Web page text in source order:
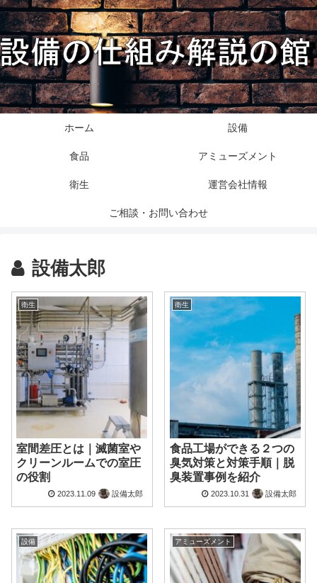
ホーム 設備
食品 アミューズメント
衛生 運営会社情報
ご相談・お問い合わせ
設備太郎
衛生
室間差圧とは｜滅菌室や
クリーンルームでの室圧
の役割
2023.11.09 設備太郎
衛生
食品工場ができる２つの
臭気対策と対策手順｜脱
臭装置事例を紹介
2023.10.31 設備太郎
設備 アミューズメント